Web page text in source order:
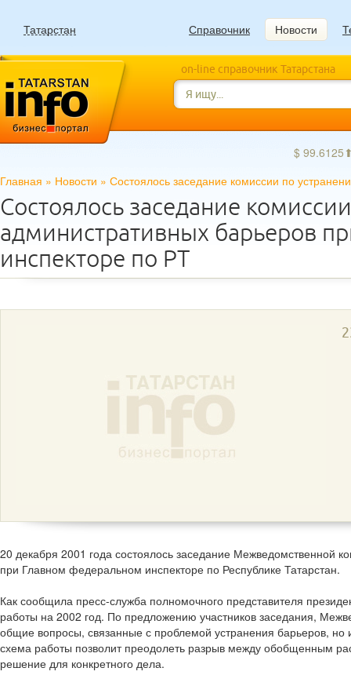
Татарстан Справочник Новости
on-line справочник Татарстана
$
Главная » Новости » Состоялось заседание комиссии по
Состоялось заседание
административных барьеров
инспекторе по РТ
20 декабря 2001 года состоялось заседание Межведомственной
при Главном федеральном инспекторе по Республике Татарстан.
Как сообщила пресс-служба полномочного представителя
работы на 2002 год. По предложению участников заседания,
общие вопросы, связанные с проблемой устранения барьеров,
схема работы позволит преодолеть разрыв между обобщенным
решение для конкретного дела.